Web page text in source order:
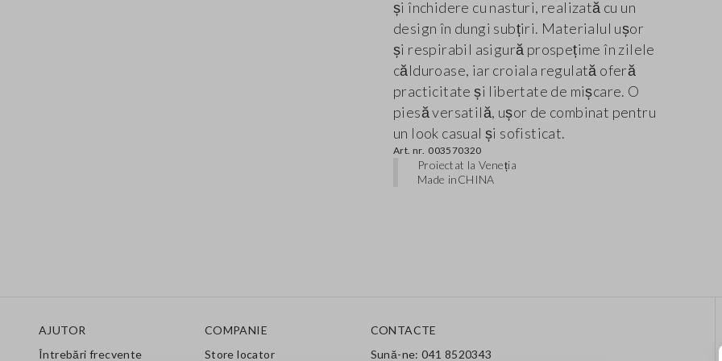
și închidere cu nasturi, realizată cu un
design în dungi subțiri. Materialul ușor
și respirabil asigură prospețime în zilele
călduroase, iar croiala regulată oferă
practicitate și libertate de mișcare. O
piesă versatilă, ușor de combinat pentru
un look casual și sofisticat.
Art. nr. 003570320
Proiectat la Veneția
Made inCHINA
AJUTOR
Întrebări frecvente
COMPANIE
Store locator
CONTACTE
Sună-ne: 041 8520343